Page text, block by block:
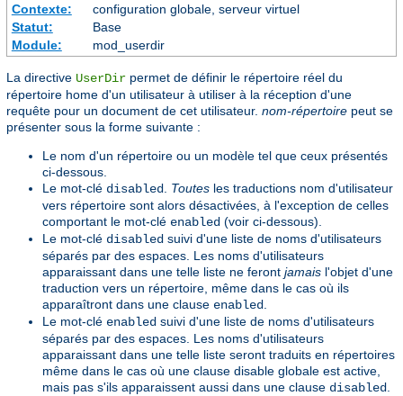
Contexte:
configuration globale, serveur virtuel
Statut:
Base
Module:
mod_userdir
La directive UserDir permet de définir le répertoire réel du
répertoire home d'un utilisateur à utiliser à la réception d'une
requête pour un document de cet utilisateur. nom-répertoire peut se
présenter sous la forme suivante :
Le nom d'un répertoire ou un modèle tel que ceux présentés
ci-dessous.
Le mot-clé disabled Toutes les traductions nom d'utilisateur
vers répertoire sont alors désactivées, à l'exception de celles
comportant le mot-clé enabled (voir ci-dessous).
Le mot-clé disabled suivi d'une liste de noms d'utilisateurs
séparés par des espaces. Les noms d'utilisateurs
apparaissant dans une telle liste ne feront jamais l'objet d'une
traduction vers un répertoire, même dans le cas où ils
apparaîtront dans une clause enabled
Le mot-clé enabled suivi d'une liste de noms d'utilisateurs
séparés par des espaces. Les noms d'utilisateurs
apparaissant dans une telle liste seront traduits en répertoires
même dans le cas où une clause disable globale est active,
mais pas s'ils apparaissent aussi dans une clause disabled